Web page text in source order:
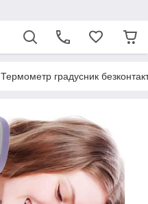
Термометр градусник